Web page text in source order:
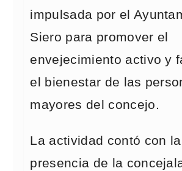
impulsada por el
Siero para promover el
envejecimiento activo y
el bienestar de las
mayores del concejo.
La actividad contó con la
presencia de la